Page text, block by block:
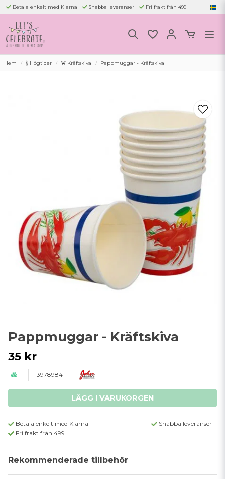
Betala enkelt med Klarna Snabba leveranser Fri frakt från 499
Hem 🍾 Högtider 🦀 Kräftskiva Pappmuggar - Kräftskiva
Pappmuggar - Kräftskiva
35 kr
3978984
LÄGG I VARUKORGEN
Betala enkelt med Klarna
Snabba leveranser
Fri frakt från 499
Rekommenderade tillbehör